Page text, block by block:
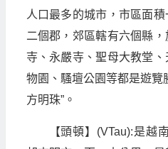
人口最多的城市，市區面
二個郡，郊區轄有六個縣
寺、永嚴寺、聖母大教堂
物園、騷壇公園等都是遊覽
方明珠”。
【頭頓】(VTau):是越